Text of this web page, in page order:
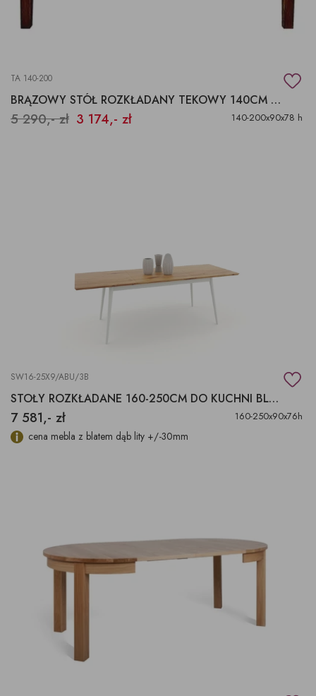
TA 140-200
BRĄZOWY STÓŁ ROZKŁADANY TEKOWY 140CM 200 CM
5 290,- zł 3 174,- zł 140-200x90x78 h
SW16-25X9/ABU/3B
STOŁY ROZKŁADANE 160-250CM DO KUCHNI BLAT DĄB
7 581,- zł 160-250x90x76h
cena mebla z blatem dąb lity +/-30mm